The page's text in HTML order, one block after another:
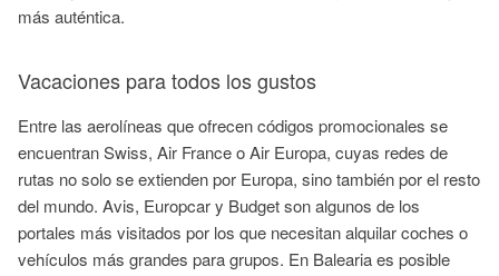
más auténtica.
Vacaciones para todos los gustos
Entre las aerolíneas que ofrecen códigos promocionales se
encuentran Swiss, Air France o Air Europa, cuyas redes de
rutas no solo se extienden por Europa, sino también por el resto
del mundo. Avis, Europcar y Budget son algunos de los
portales más visitados por los que necesitan alquilar coches o
vehículos más grandes para grupos. En Balearia es posible